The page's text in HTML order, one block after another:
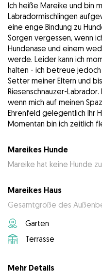
Ich heiße Mareike und bin
Labradormischlingen
eine enge Bindung zu
Sorgen vergessen, wenn
Hundenase und einem
werde. Leider kann ich
halten - ich betreue
Setter meiner Eltern und
Riesenschnauzer-
wenn mich auf meinen
Ehrenfeld gelegentlich Ihr
Momentan bin ich zeitlich
Mareikes Hunde
Mareike hat keine Hunde
Mareikes Haus
Gesamtgröße des
Garten
Terrasse
Mehr Details